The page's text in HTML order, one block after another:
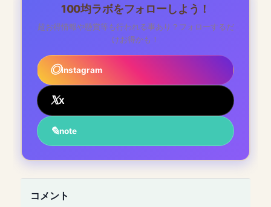
100均ラボをフォローしよう！
超お得情報や懸賞等も行われる事あり？フォローするだ
けお得かも！
Instagram
X
note
コメント